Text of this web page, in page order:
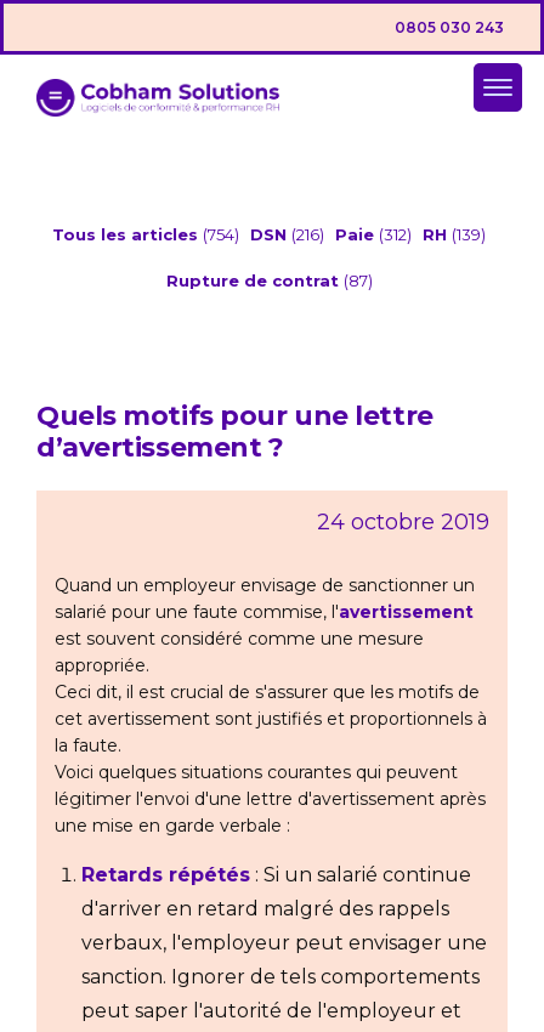
0805 030 243
Tous les articles (754) DSN (216) Paie (312) RH (139)
Rupture de contrat (87)
Quels motifs pour une lettre
d’avertissement ?
24 octobre 2019
Quand un employeur envisage de sanctionner un
salarié pour une faute commise, l'avertissement
est souvent considéré comme une mesure
appropriée.
Ceci dit, il est crucial de s'assurer que les motifs de
cet avertissement sont justifiés et proportionnels à
la faute.
Voici quelques situations courantes qui peuvent
légitimer l'envoi d'une lettre d'avertissement après
une mise en garde verbale :
Retards répétés : Si un salarié continue
d'arriver en retard malgré des rappels
verbaux, l'employeur peut envisager une
sanction. Ignorer de tels comportements
peut saper l'autorité de l'employeur et